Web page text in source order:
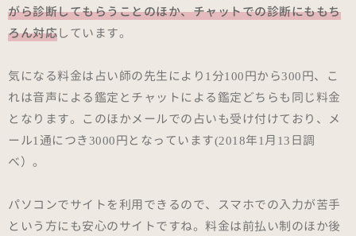
がら診断してもらうことのほか、チャットでの診断にももち
ろん対応しています。
気になる料金は占い師の先生により1分100円から300円、こ
れは音声による鑑定とチャットによる鑑定どちらも同じ料金
となります。このほかメールでの占いも受け付けており、メ
ール1通につき3000円となっています(2018年1月13日調
べ）。
パソコンでサイトを利用できるので、スマホでの入力が苦手
という方にも安心のサイトですね。料金は前払い制のほか後